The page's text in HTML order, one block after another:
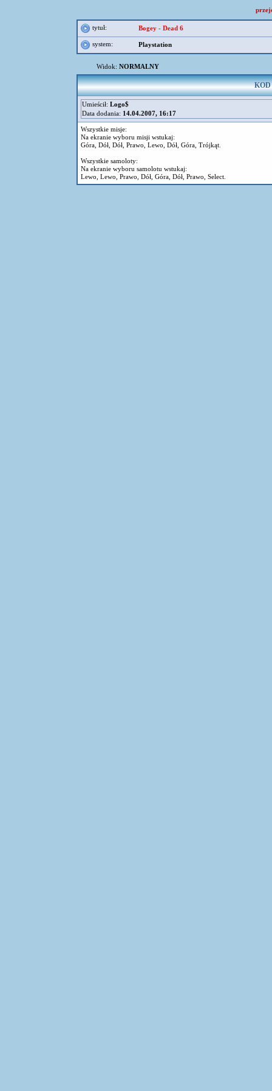
tytuł: Bogey - Dead 6
system: Playstation
Widok: NORMALNY
KOD
Umieścił: Logo$
Data dodania: 14.04.2007, 16:17
Wszystkie misje:
Na ekranie wyboru misji wstukaj:
Góra, Dół, Dół, Prawo, Lewo, Dół, Góra, Trójkąt.
Wszystkie samoloty:
Na ekranie wyboru samolotu wstukaj:
Lewo, Lewo, Prawo, Dół, Góra, Dół, Prawo, Select.